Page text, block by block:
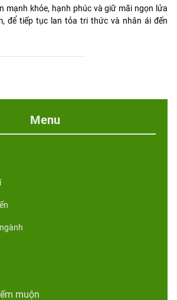
mạnh khỏe, hạnh phúc và giữ mãi ngọn lửa
để tiếp tục lan tỏa tri thức và nhân ái đến
Menu
muộn